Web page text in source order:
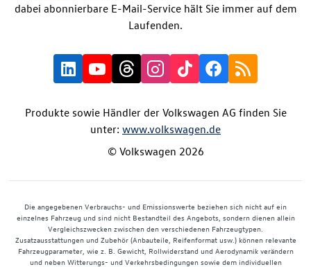
dabei abonnierbare E-Mail-Service hält Sie immer auf dem
Laufenden.
Produkte sowie Händler der Volkswagen AG finden Sie
unter: www.volkswagen.de
© Volkswagen 2026
Die angegebenen Verbrauchs- und Emissionswerte beziehen sich nicht auf ein
einzelnes Fahrzeug und sind nicht Bestandteil des Angebots, sondern dienen allein
Vergleichszwecken zwischen den verschiedenen Fahrzeugtypen.
Zusatzausstattungen und Zubehör (Anbauteile, Reifenformat usw.) können relevante
Fahrzeugparameter, wie z. B. Gewicht, Rollwiderstand und Aerodynamik verändern
und neben Witterungs- und Verkehrsbedingungen sowie dem individuellen